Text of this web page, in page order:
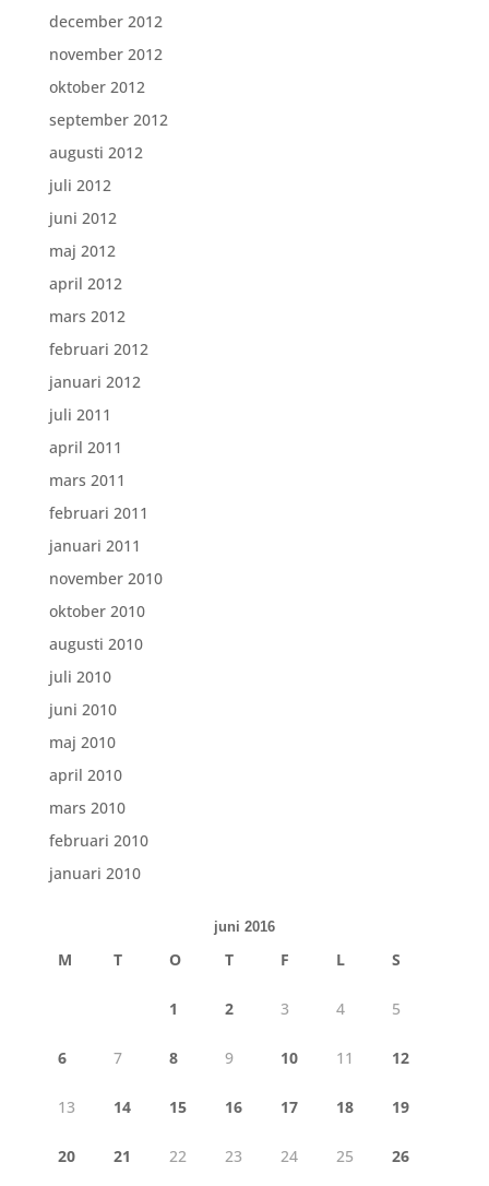
december 2012
november 2012
oktober 2012
september 2012
augusti 2012
juli 2012
juni 2012
maj 2012
april 2012
mars 2012
februari 2012
januari 2012
juli 2011
april 2011
mars 2011
februari 2011
januari 2011
november 2010
oktober 2010
augusti 2010
juli 2010
juni 2010
maj 2010
april 2010
mars 2010
februari 2010
januari 2010
juni 2016
M T O T F L S
1 2 3 4 5
6 7 8 9 10 11 12
13 14 15 16 17 18 19
20 21 22 23 24 25 26